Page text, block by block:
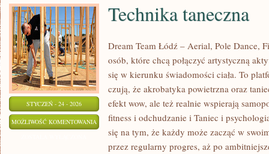
STYCZEŃ - 24 - 2026
MOŻLIWOŚĆ KOMENTOWANIA TECHNIKA
TANECZNA
Technika taneczna
Dream Team Łódź – Aerial, Pole Dance,
osób, które chcą połączyć artystyczną
się w kierunku świadomości ciała. To
czują, że akrobatyka powietrzna oraz
efekt wow, ale też realnie wspierają
fitness i odchudzanie i Taniec i
się na tym, że każdy może zacząć w
przez regularny progres, aż po